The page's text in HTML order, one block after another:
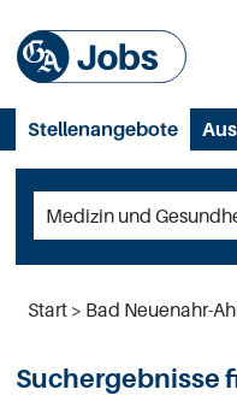
Stellenangebote
Start Bad Neuenahr-
Suchergebnisse